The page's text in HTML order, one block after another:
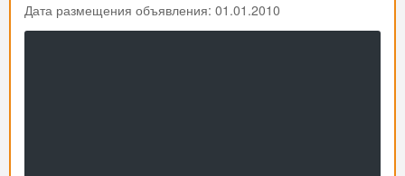
Дата размещения объявления: 01.01.2010